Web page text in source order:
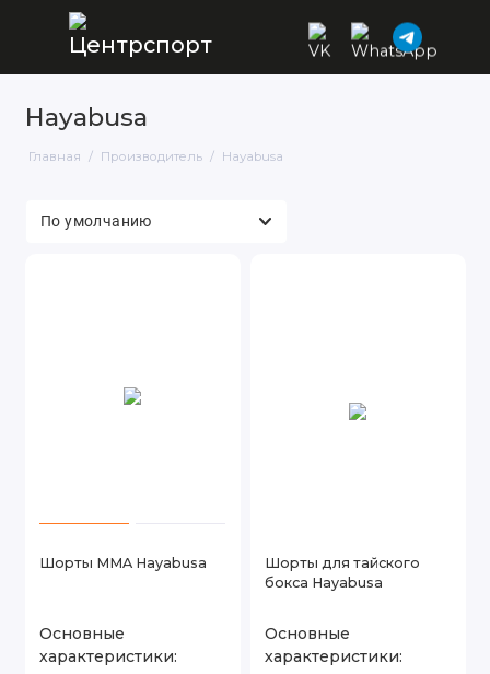
Hayabusa
Главная Производитель Hayabusa
Шорты MMA Hayabusa
Основные
характеристики:
Шорты для тайского
бокса Hayabusa
Основные
характеристики: